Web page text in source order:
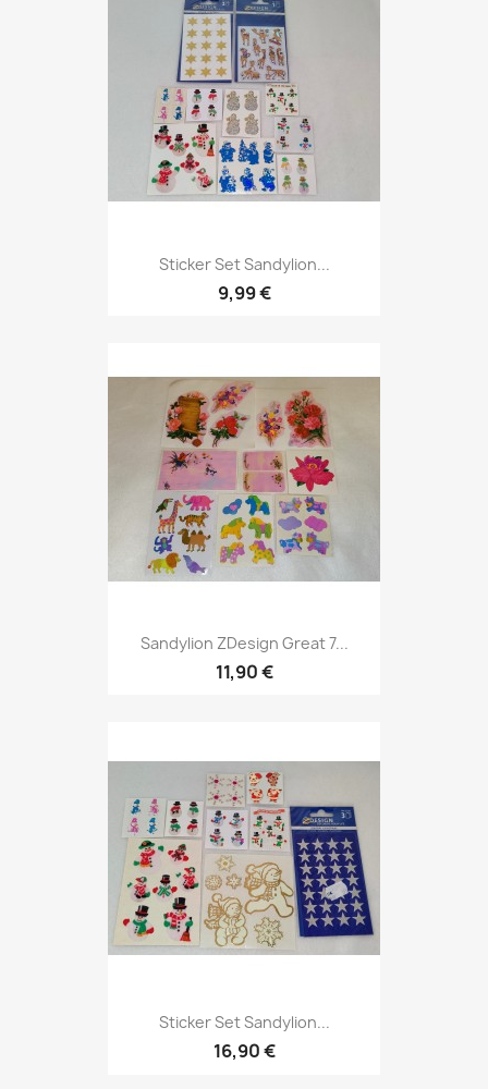
Sticker Set Sandylion...
9,99 €
Sandylion ZDesign Great 7...
11,90 €
Sticker Set Sandylion...
16,90 €